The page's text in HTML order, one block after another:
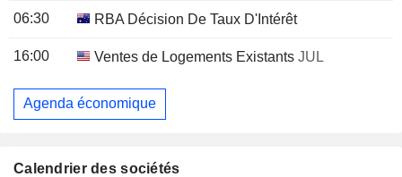
06:30 RBA Décision De Taux D'Intérêt
16:00 Ventes de Logements Existants JUL
Agenda économique
Calendrier des sociétés